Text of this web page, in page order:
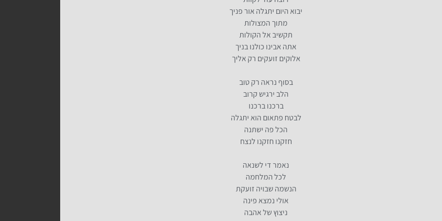
יבוא היום יתגלה אור פניך
מתוך המצולות
תקשיב אל הקולות
אתה אבינו כולנו בניך
אלוקים זועקים רק אליך
בסוף נראה רק טוב
הלב ירגיש קרוב
ברכנו ברכנו
לבטח פתאום הוא יתגלה
הכל פה ישתנה
חזקנו חזקנו לנצח
נאמר די לשנאה
לכל המלחמה
הנשמה שבויה זועקת
אולי נמצא פינה
ניצוץ של אהבה